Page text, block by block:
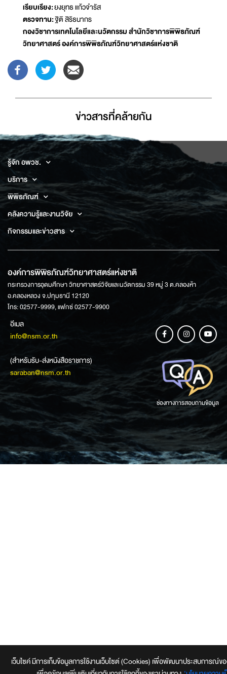
เรียบเรียง:ยงยุทธ แก้วจำรัส
ตรวจทาน:ฐิติ สิริธนากร
กองวิชาการเทคโนโลยีและนวัตกรรม สำนักวิชาการพิพิธภัณฑ์
วิทยาศาสตร์ องค์การพิพิธภัณฑ์วิทยาศาสตร์แห่งชาติ
ข่าวสารที่่คล้ายกัน
รู้จัก อพวช.
บริการ
พิพิธภัณฑ์
คลังความรู้และงานวิจัย
กิจกรรมและข่าวสาร
องค์การพิพิธภัณฑ์วิทยาศาสตร์แห่งชาติ
กระทรวงการอุดมศึกษา วิทยาศาสตร์วิจัยและนวัตกรรม 39 หมู่ 3 ต.คลองห้า
อ.คลองหลวง จ.ปทุมธานี 12120
โทร: 02577-9999, แฟกซ์ 02577-9900
อีเมล
info@nsm.or.th
(สำหรับรับ-ส่งหนังสือราชการ)
saraban@nsm.or.th
ช่องทางการสอบถามข้อมูล
เว็บไซค์ มีการเก็บข้อมูลการใช้งานเว็บไซต์ (Cookies) เพื่อพัฒนาประสบการณ์ข